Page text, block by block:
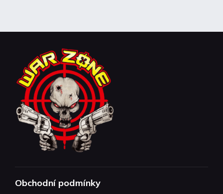
Obchodní podmínky